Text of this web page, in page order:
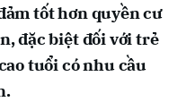
tốt hơn quyền cư
đặc biệt đối với trẻ
tuổi có nhu cầu
Hủy